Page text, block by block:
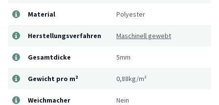
Material Polyester
Herstellungsverfahren Maschinell gewebt
Gesamtdicke 5mm
Gewicht pro m² 0,88kg/m²
Weichmacher Nein